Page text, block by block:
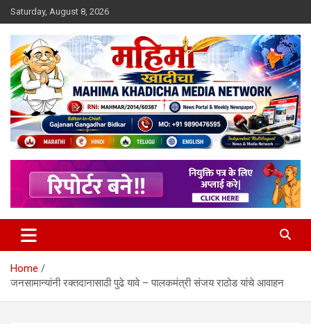
Skip
to
content
Saturday, August 8, 2026
Mahimakhadicha
Home
जनसामान्यांनी रक्तदानासाठी पुढे यावे – पालकमंत्री संजय राठोड यांचे आवाहन